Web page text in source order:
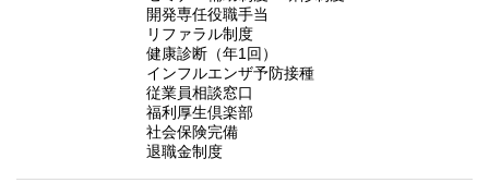
開発専任役職手当
リファラル制度
健康診断（年1回）
インフルエンザ予防接種
従業員相談窓口
福利厚生倶楽部
社会保険完備
退職金制度